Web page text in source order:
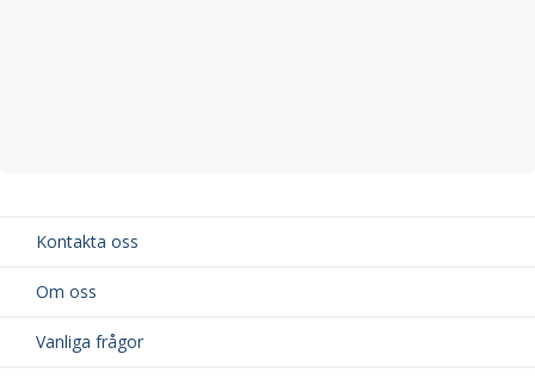
Kontakta oss
Om oss
Vanliga frågor